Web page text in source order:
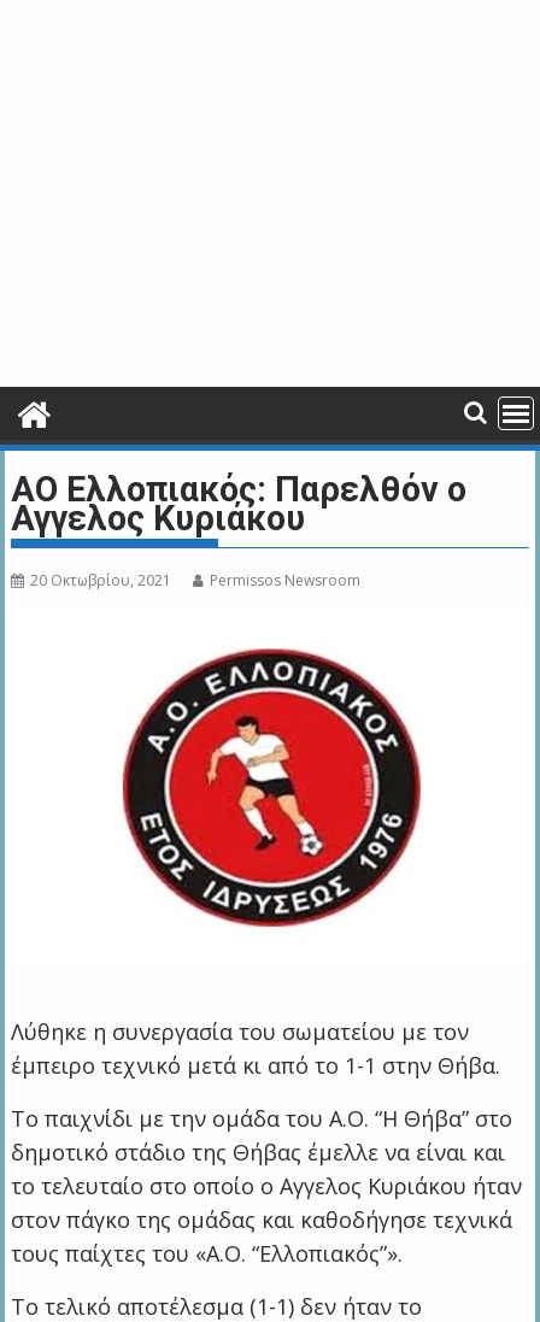
ΑΟ Ελλοπιακός: Παρελθόν ο
Αγγελος Κυριάκου
20 Οκτωβρίου, 2021 Permissos Newsroom
Λύθηκε η συνεργασία του σωματείου με τον
έμπειρο τεχνικό μετά κι από το 1-1 στην Θήβα.
Το παιχνίδι με την ομάδα του Α.Ο. “Η Θήβα” στο
δημοτικό στάδιο της Θήβας έμελλε να είναι και
το τελευταίο στο οποίο ο Αγγελος Κυριάκου ήταν
στον πάγκο της ομάδας και καθοδήγησε τεχνικά
τους παίχτες του «Α.Ο. “Ελλοπιακός”».
Το τελικό αποτέλεσμα (1-1) δεν ήταν το